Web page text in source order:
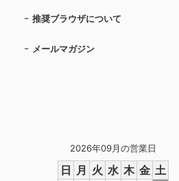
2026年09月の営業日
日 月 火 水 木 金 土
推奨ブラウザについて
メールマガジン